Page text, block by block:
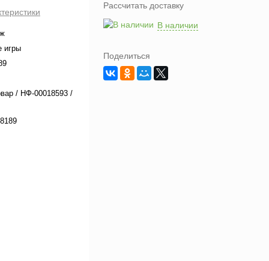
игры
/ НФ-00018593 /
Рассчитать доставку
В наличии
Поделиться